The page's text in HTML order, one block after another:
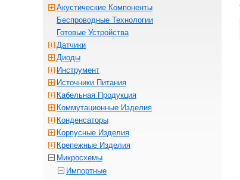
Акустические Компоненты
Беспроводные Технологии
Готовые Устройства
Датчики
Диоды
Инструмент
Источники Питания
Кабельная Продукция
Коммутационные Изделия
Конденсаторы
Корпусные Изделия
Крепежные Изделия
Микросхемы
Импортные